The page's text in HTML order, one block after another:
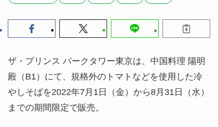
ザ・プリンス パークタワー東京は、中国料理 陽明
殿（B1）にて、規格外のトマトなどを使用した冷
やしそばを2022年7月1日（金）から8月31日（水）
までの期間限定で販売。